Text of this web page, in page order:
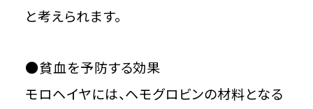
と考えられます。
●貧血を予防する効果
モロヘイヤには、ヘモグロビンの材料となる